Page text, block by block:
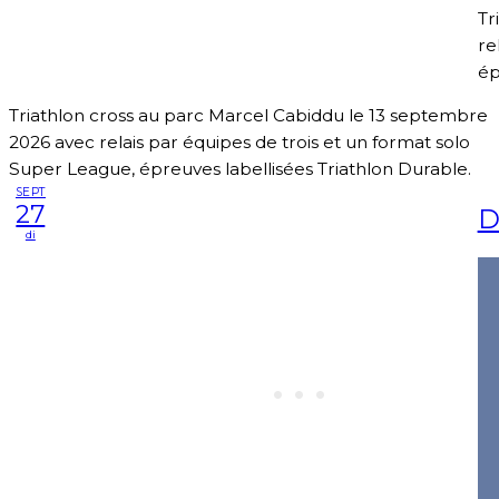
Triathlon cross au parc Marcel Cabiddu le 13 septembre
2026 avec relais par équipes de trois et un format solo
Super League, épreuves labellisées Triathlon Durable.
SEPT
27
di